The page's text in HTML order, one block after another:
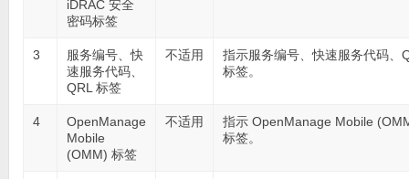
iDRAC 安全
密码标签
3
服务编号、快
速服务代码、
QRL 标签
不适用
指示服务编号、快速服务代码、
标签。
4
OpenManage
Mobile
(OMM) 标签
不适用
指示 OpenManage Mobile
标签。